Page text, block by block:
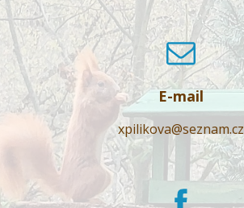
E-mail
xpilikova@seznam.cz